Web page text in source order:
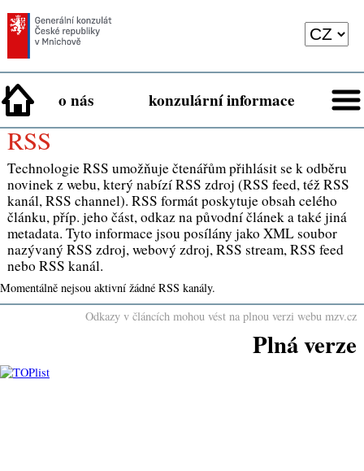
o nás konzulární informace
RSS
Technologie RSS umožňuje čtenářům přihlásit se k odběru
novinek z webu, který nabízí RSS zdroj (RSS feed, též RSS
kanál, RSS channel). RSS formát poskytuje obsah celého
článku, příp. jeho část, odkaz na původní článek a také jiná
metadata. Tyto informace jsou posílány jako XML soubor
nazývaný RSS zdroj, webový zdroj, RSS stream, RSS feed
nebo RSS kanál.
Momentálně nejsou aktivní žádné RSS kanály.
Odkazy v článcích mohou vést na plnou verzi webu mzv.cz
Plná verze